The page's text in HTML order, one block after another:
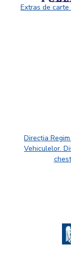
Extras de
Direcția
Vehiculelor.